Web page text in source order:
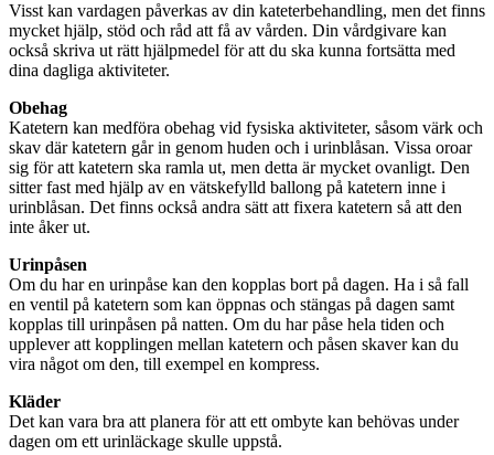
Visst kan vardagen påverkas av din kateterbehandling, men det finns
mycket hjälp, stöd och råd att få av vården. Din vårdgivare kan
också skriva ut rätt hjälpmedel för att du ska kunna fortsätta med
dina dagliga aktiviteter.
Obehag
Katetern kan medföra obehag vid fysiska aktiviteter, såsom värk och
skav där katetern går in genom huden och i urinblåsan. Vissa oroar
sig för att katetern ska ramla ut, men detta är mycket ovanligt. Den
sitter fast med hjälp av en vätskefylld ballong på katetern inne i
urinblåsan. Det finns också andra sätt att fixera katetern så att den
inte åker ut.
Urinpåsen
Om du har en urinpåse kan den kopplas bort på dagen. Ha i så fall
en ventil på katetern som kan öppnas och stängas på dagen samt
kopplas till urinpåsen på natten. Om du har påse hela tiden och
upplever att kopplingen mellan katetern och påsen skaver kan du
vira något om den, till exempel en kompress.
Kläder
Det kan vara bra att planera för att ett ombyte kan behövas under
dagen om ett urinläckage skulle uppstå.